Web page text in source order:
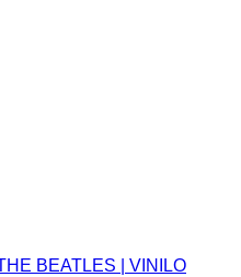
BEATLES | VINILO